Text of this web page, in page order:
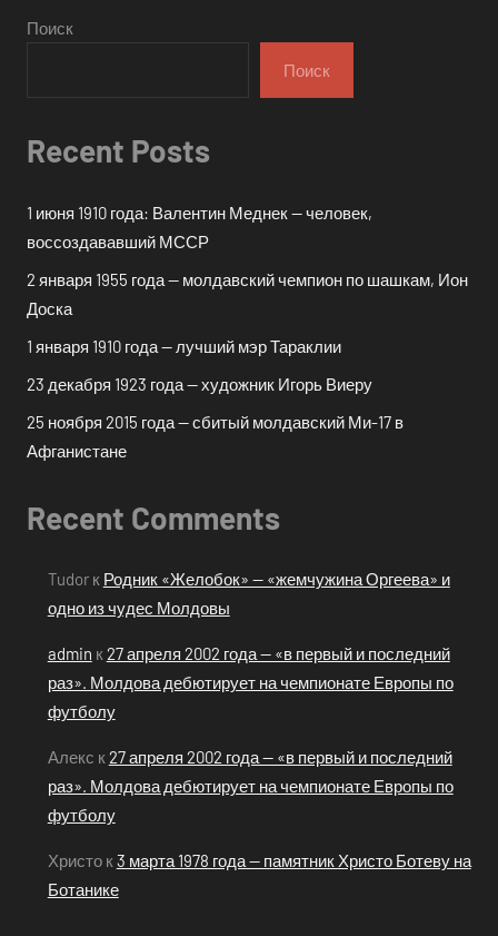
Поиск
Поиск
Recent Posts
1 июня 1910 года: Валентин Меднек — человек,
воссоздававший МССР
2 января 1955 года — молдавский чемпион по шашкам, Ион
Доска
1 января 1910 года — лучший мэр Тараклии
23 декабря 1923 года — художник Игорь Виеру
25 ноября 2015 года — сбитый молдавский Ми-17 в
Афганистане
Recent Comments
Tudorк Родник «Желобок» — «жемчужина Оргеева» и
одно из чудес Молдовы
admin к 27 апреля 2002 года — «в первый и последний
раз». Молдова дебютирует на чемпионате Европы по
футболу
Алекс к 27 апреля 2002 года — «в первый и последний
раз». Молдова дебютирует на чемпионате Европы по
футболу
Христок 3 марта 1978 года — памятник Христо Ботеву на
Ботанике